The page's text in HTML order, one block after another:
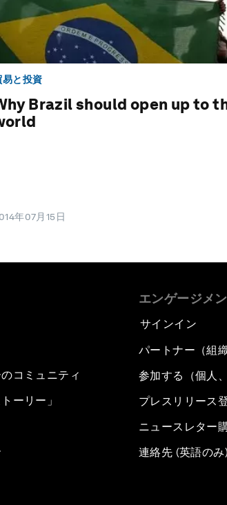
易と投資
Brazil should open up to
年07月15日
コミュニティ
ーリー」
エンゲージメ
サインイン
パートナー（組
参加する（個人
プレスリリース
ニュースレター
連絡先 (英語のみ)